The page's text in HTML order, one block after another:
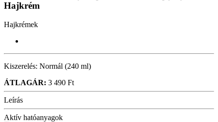
Hajkrém
Hajkrémek
Kiszerelés: Normál (240 ml)
ÁTLAGÁR: 3 490 Ft
Leírás
Aktív hatóanyagok